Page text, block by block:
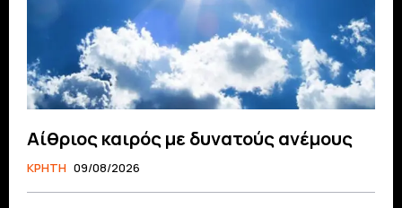
Αίθριος καιρός με δυνατούς ανέμους
ΚΡΗΤΗ 09/08/2026